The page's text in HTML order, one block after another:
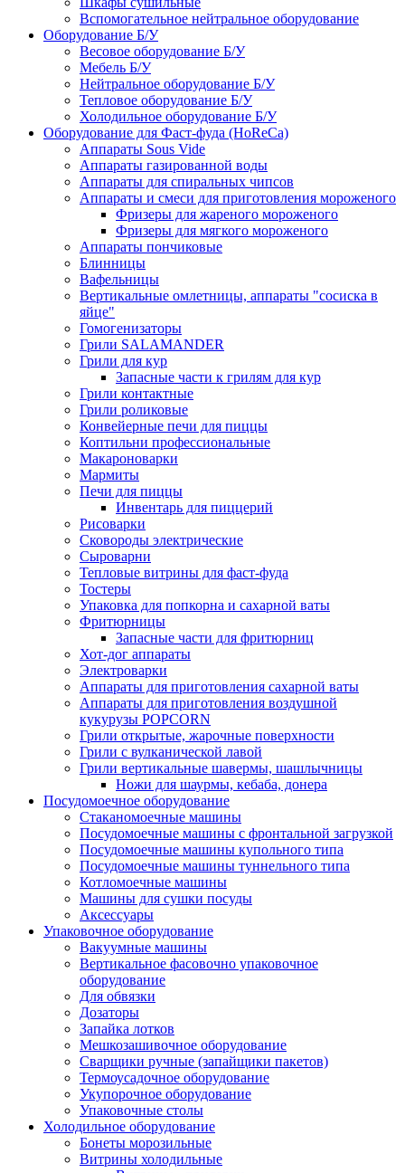
Вспомогательное нейтральное оборудование
Оборудование Б/У
Весовое оборудование Б/У
Мебель Б/У
Нейтральное оборудование Б/У
Тепловое оборудование Б/У
Холодильное оборудование Б/У
Оборудование для Фаст-фуда (HoReCa)
Аппараты Sous Vide
Аппараты газированной воды
Аппараты для спиральных чипсов
Аппараты и смеси для приготовления мороженого
Фризеры для жареного мороженого
Фризеры для мягкого мороженого
Аппараты пончиковые
Блинницы
Вафельницы
Вертикальные омлетницы, аппараты "сосиска в
яйце"
Гомогенизаторы
Грили SALAMANDER
Грили для кур
Запасные части к грилям для кур
Грили контактные
Грили роликовые
Конвейерные печи для пиццы
Коптильни профессиональные
Макароноварки
Мармиты
Печи для пиццы
Инвентарь для пиццерий
Рисоварки
Сковороды электрические
Сыроварни
Тепловые витрины для фаст-фуда
Тостеры
Упаковка для попкорна и сахарной ваты
Фритюрницы
Запасные части для фритюрниц
Хот-дог аппараты
Электроварки
Аппараты для приготовления сахарной ваты
Аппараты для приготовления воздушной
кукурузы POPCORN
Грили открытые, жарочные поверхности
Грили с вулканической лавой
Грили вертикальные шавермы, шашлычницы
Ножи для шаурмы, кебаба, донера
Посудомоечное оборудование
Стаканомоечные машины
Посудомоечные машины с фронтальной загрузкой
Посудомоечные машины купольного типа
Посудомоечные машины туннельного типа
Котломоечные машины
Машины для сушки посуды
Аксессуары
Упаковочное оборудование
Вакуумные машины
Вертикальное фасовочно упаковочное
оборудование
Для обвязки
Дозаторы
Запайка лотков
Мешкозашивочное оборудование
Сварщики ручные (запайщики пакетов)
Термоусадочное оборудование
Укупорочное оборудование
Упаковочные столы
Холодильное оборудование
Бонеты морозильные
Витрины холодильные